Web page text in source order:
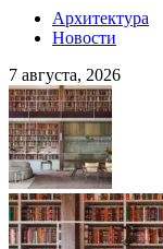
Архитектура
Новости
7 августа, 2026